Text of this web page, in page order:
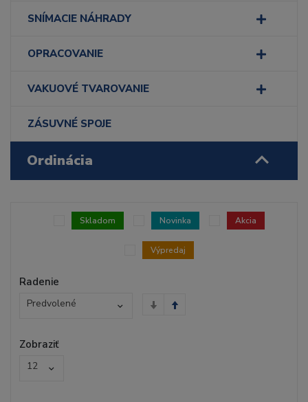
SNÍMACIE NÁHRADY
OPRACOVANIE
VAKUOVÉ TVAROVANIE
ZÁSUVNÉ SPOJE
Ordinácia
Skladom Novinka Akcia
Výpredaj
Radenie
Predvolené
Zobraziť
12